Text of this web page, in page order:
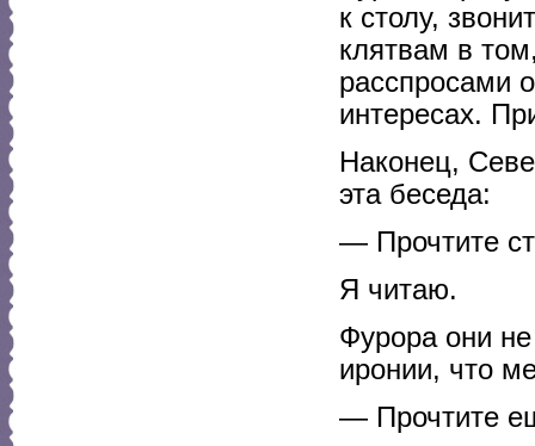
к столу,
клятвам в
расспросами
интересах.
Наконец,
эта беседа:
— Прочтите
Я читаю.
Фурора они
иронии, что
— Прочтите